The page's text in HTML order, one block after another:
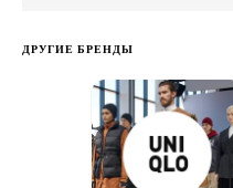
ДРУГИЕ БРЕНДЫ